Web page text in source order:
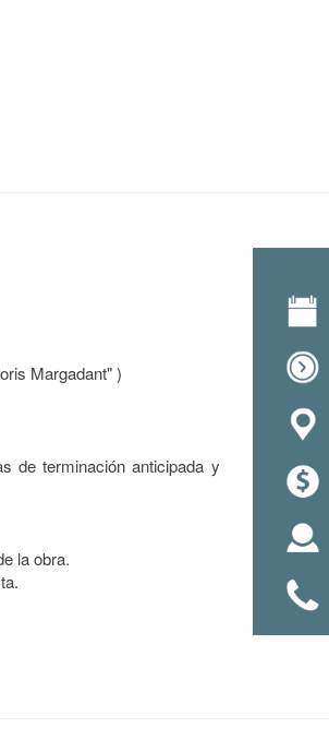
Margadant" )
de terminación anticipada y
la obra.